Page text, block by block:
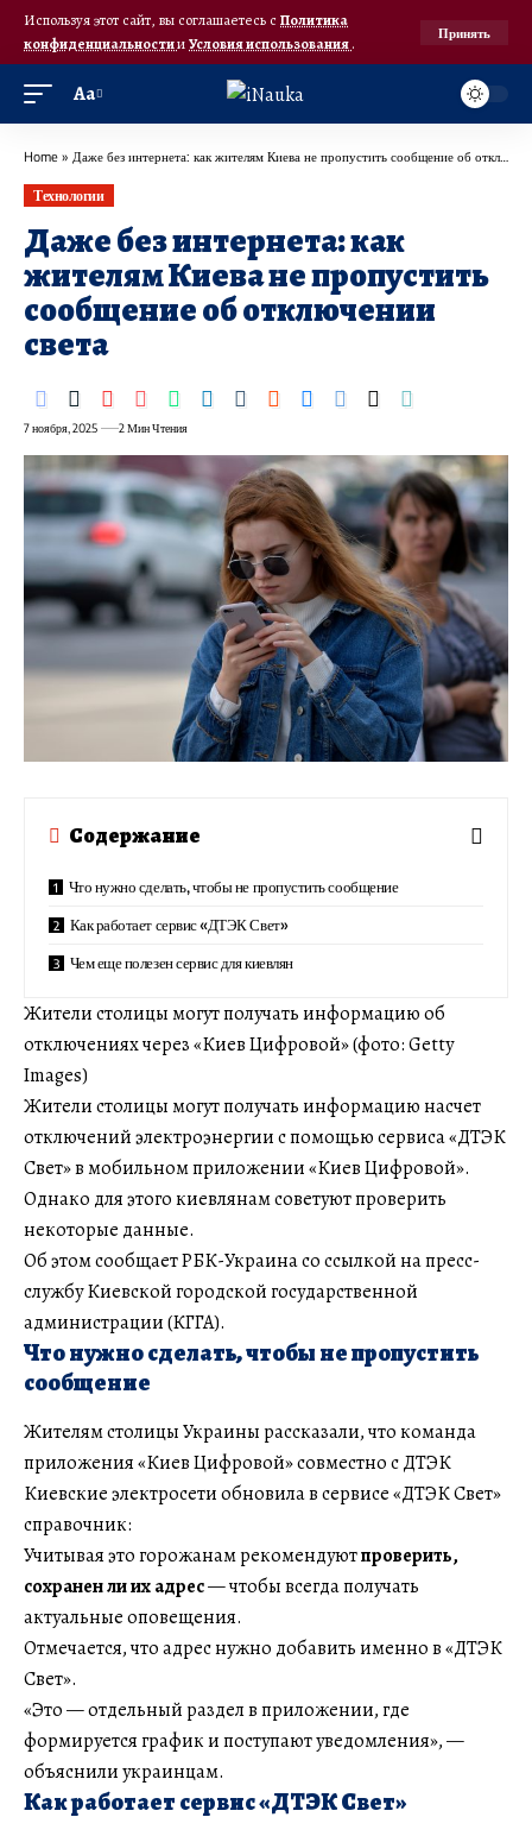
Используя этот сайт, вы соглашаетесь с Политика
конфиденциальностииУсловия использования.
Принять
Аа
Home » Даже без интернета: как жителям Киева не пропустить сообщение об отключении света
Технологии
Даже без интернета: как
жителям Киева не пропустить
сообщение об отключении
света
7 ноября, 2025 2 Мин Чтения
Содержание
Что нужно сделать, чтобы не пропустить сообщение
Как работает сервис «ДТЭК Свет»
Чем еще полезен сервис для киевлян
Жители столицы могут получать информацию об
отключениях через «Киев Цифровой» (фото: Getty
Images)
Жители столицы могут получать информацию насчет
отключений электроэнергии с помощью сервиса «ДТЭК
Свет» в мобильном приложении «Киев Цифровой».
Однако для этого киевлянам советуют проверить
некоторые данные.
Об этом сообщает РБК-Украина со ссылкой на пресс-
службу Киевской городской государственной
администрации (КГГА).
Что нужно сделать, чтобы не пропустить
сообщение
Жителям столицы Украины рассказали, что команда
приложения «Киев Цифровой» совместно с ДТЭК
Киевские электросети обновила в сервисе «ДТЭК Свет»
справочник:
Учитывая это горожанам рекомендуютпроверить,
сохранен ли их адрес— чтобы всегда получать
актуальные оповещения.
Отмечается, что адрес нужно добавить именно в «ДТЭК
Свет».
«Это — отдельный раздел в приложении, где
формируется график и поступают уведомления», —
объяснили украинцам.
Как работает сервис «ДТЭК Свет»